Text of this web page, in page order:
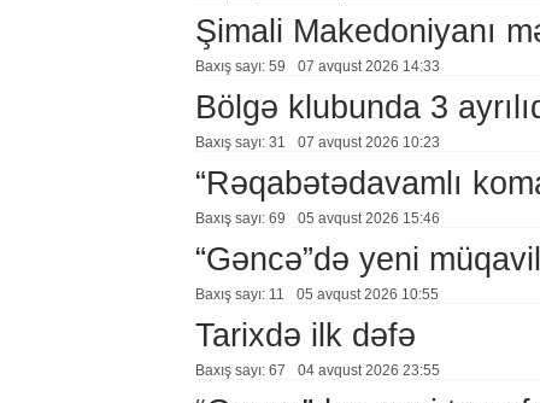
Şimali Makedoniyanı
Baxış sayı: 59 07 avqust 2026 14:33
Bölgə klubunda 3
Baxış sayı: 31 07 avqust 2026 10:23
“Rəqabətədavamlı
Baxış sayı: 69 05 avqust 2026 15:46
“Gəncə”də yeni
Baxış sayı: 11 05 avqust 2026 10:55
Tarixdə ilk dəfə
Baxış sayı: 67 04 avqust 2026 23:55